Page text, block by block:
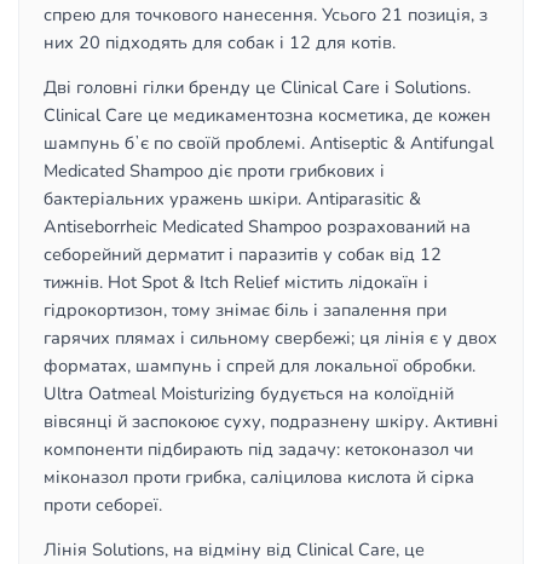
спрею для точкового нанесення. Усього 21 позиція, з
них 20 підходять для собак і 12 для котів.
Дві головні гілки бренду це Clinical Care і Solutions.
Clinical Care це медикаментозна косметика, де кожен
шампунь бʼє по своїй проблемі. Antiseptic & Antifungal
Medicated Shampoo діє проти грибкових і
бактеріальних уражень шкіри. Antiparasitic &
Antiseborrheic Medicated Shampoo розрахований на
себорейний дерматит і паразитів у собак від 12
тижнів. Hot Spot & Itch Relief містить лідокаїн і
гідрокортизон, тому знімає біль і запалення при
гарячих плямах і сильному свербежі; ця лінія є у двох
форматах, шампунь і спрей для локальної обробки.
Ultra Oatmeal Moisturizing будується на колоїдній
вівсянці й заспокоює суху, подразнену шкіру. Активні
компоненти підбирають під задачу: кетоконазол чи
міконазол проти грибка, саліцилова кислота й сірка
проти себореї.
Лінія Solutions, на відміну від Clinical Care, це